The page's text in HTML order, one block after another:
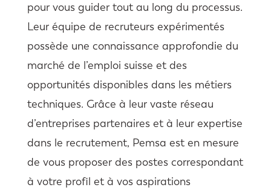
pour vous guider tout au long du processus.
Leur équipe de recruteurs expérimentés
possède une connaissance approfondie du
marché de l’emploi suisse et des
opportunités disponibles dans les métiers
techniques. Grâce à leur vaste réseau
d’entreprises partenaires et à leur expertise
dans le recrutement, Pemsa est en mesure
de vous proposer des postes correspondant
à votre profil et à vos aspirations